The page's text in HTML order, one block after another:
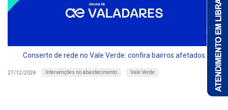
Conserto de rede no Vale Verde: confira bairros afetados
27/12/2024 Intervenções no abastecimento Vale Verde